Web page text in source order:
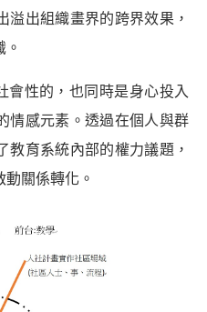
溢出組織畫界的跨界效果，
性的，也同時是身心投入
情感元素。透過在個人與群
教育系統內部的權力議題，
關係轉化。